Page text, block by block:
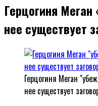
Герцогиня
нее существует
Герцогиня Меган
нее существует